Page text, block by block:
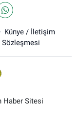
Künye / İletişim
Haber Sitesi